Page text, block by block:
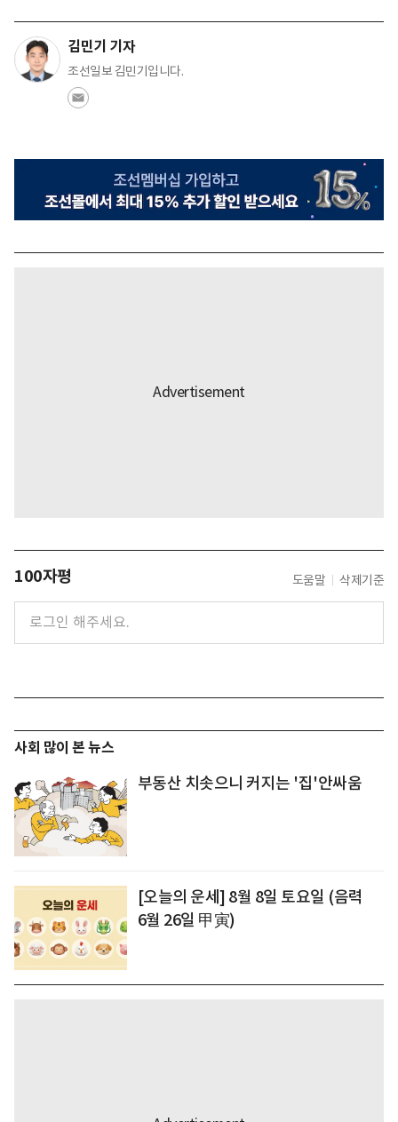
김민기 기자
조선일보 김민기입니다.
100자평 도움말 삭제기준
사회 많이 본 뉴스
부동산 치솟으니 커지는 '집'안싸움
[오늘의 운세] 8월 8일 토요일 (음력
6월 26일 甲寅)